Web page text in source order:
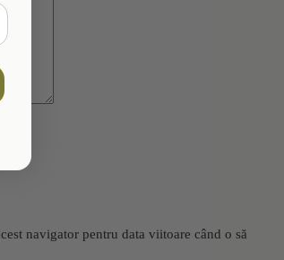
navigator pentru data viitoare când o să